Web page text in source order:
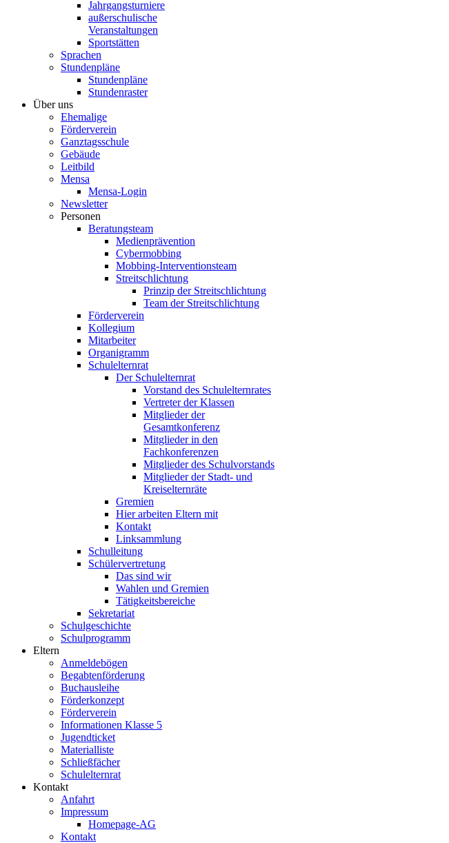
Jahrgangsturniere
außerschulische
Veranstaltungen
Sportstätten
Sprachen
Stundenpläne
Stundenpläne
Stundenraster
Über uns
Ehemalige
Förderverein
Ganztagsschule
Gebäude
Leitbild
Mensa
Mensa-Login
Newsletter
Personen
Beratungsteam
Medienprävention
Cybermobbing
Mobbing-Interventionsteam
Streitschlichtung
Prinzip der Streitschlichtung
Team der Streitschlichtung
Förderverein
Kollegium
Mitarbeiter
Organigramm
Schulelternrat
Der Schulelternrat
Vorstand des Schulelternrates
Vertreter der Klassen
Mitglieder der
Gesamtkonferenz
Mitglieder in den
Fachkonferenzen
Mitglieder des Schulvorstands
Mitglieder der Stadt- und
Kreiselternräte
Gremien
Hier arbeiten Eltern mit
Kontakt
Linksammlung
Schulleitung
Schülervertretung
Das sind wir
Wahlen und Gremien
Tätigkeitsbereiche
Sekretariat
Schulgeschichte
Schulprogramm
Eltern
Anmeldebögen
Begabtenförderung
Buchausleihe
Förderkonzept
Förderverein
Informationen Klasse 5
Jugendticket
Materialliste
Schließfächer
Schulelternrat
Kontakt
Anfahrt
Impressum
Homepage-AG
Kontakt